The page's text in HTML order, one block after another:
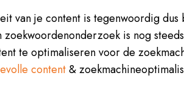
van je content is tegenwoordig
zoekwoordenonderzoek is nog
te optimaliseren voor de
content&